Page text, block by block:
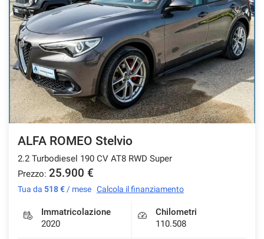
ALFA ROMEO Stelvio
2.2 Turbodiesel 190 CV AT8 RWD Super
Prezzo: 25.900 €
Tua da 518 € / mese Calcola il finanziamento
Immatricolazione
2020
Chilometri
110.508